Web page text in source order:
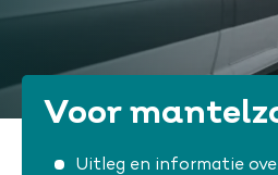
Voor
Uitleg en informatie